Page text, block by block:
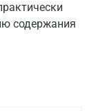
содержания